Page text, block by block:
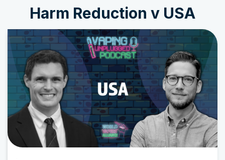
Harm Reduction v USA